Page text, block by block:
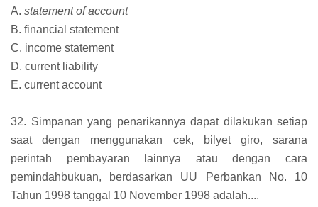
A. statement of account
B. financial statement
C. income statement
D. current liability
E. current account
32. Simpanan yang penarikannya dapat dilakukan setiap
saat dengan menggunakan cek, bilyet giro, sarana
perintah pembayaran lainnya atau dengan cara
pemindahbukuan, berdasarkan UU Perbankan No. 10
Tahun 1998 tanggal 10 November 1998 adalah....